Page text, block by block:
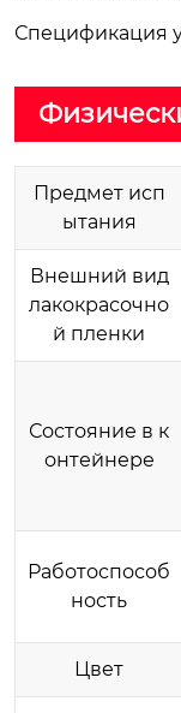
Спецификация
Предмет исп
ытания
Внешний вид
лакокрасочно
й пленки
Состояние в к
онтейнере
Работоспособ
ность
Цвет